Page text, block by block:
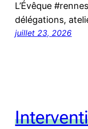
L’Évêque
délégations,
juillet 23, 2026